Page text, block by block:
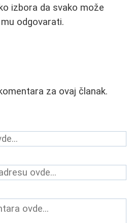
izbora da svako može
odgovarati.
za ovaj članak.